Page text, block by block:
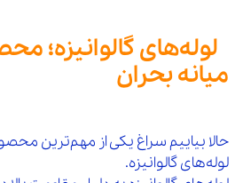
لوله‌های گالوانیزه؛
میانه بحران
حالا بیاییم سراغ یکی از مهم‌ترین
لوله‌های گالوانیزه.